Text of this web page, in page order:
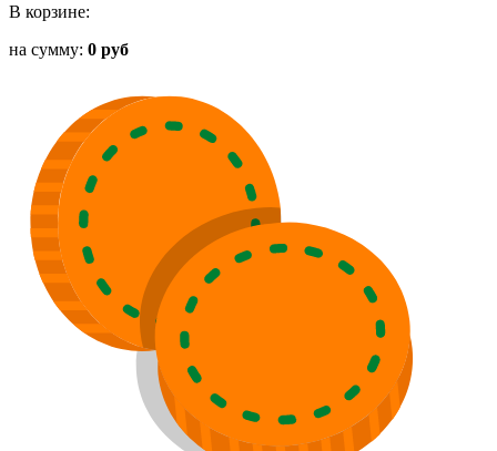
В корзине:
на сумму: 0 руб